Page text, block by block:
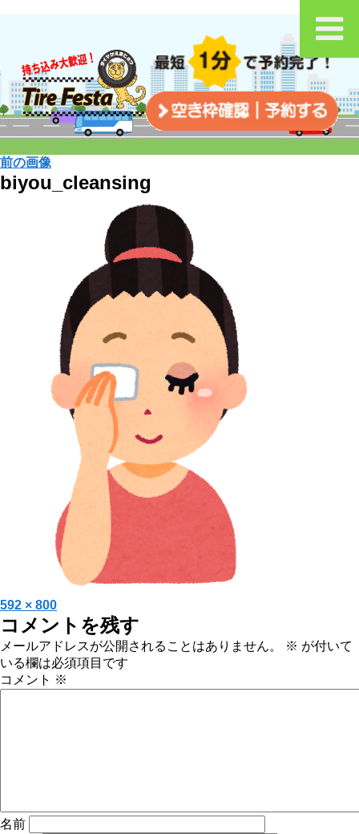
前の画像
biyou_cleansing
投
稿
日:
フ
ル
サ
イ
ズ
592 × 800
コメントを残す
メールアドレスが公開されることはありません。 ※ が付いて
いる欄は必須項目です
コメント ※
名前